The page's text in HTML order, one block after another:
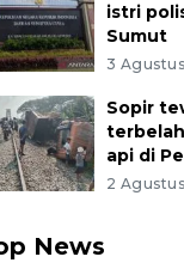
istri
Sumut
3
Sopir
api di
2
News